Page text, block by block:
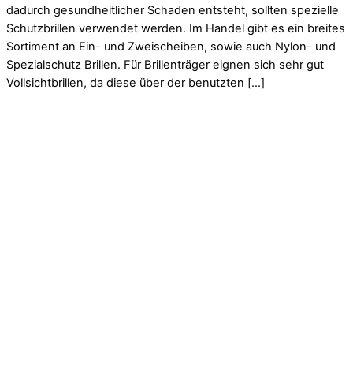
dadurch gesundheitlicher Schaden entsteht, sollten spezielle
Schutzbrillen verwendet werden. Im Handel gibt es ein breites
Sortiment an Ein- und Zweischeiben, sowie auch Nylon- und
Spezialschutz Brillen. Für Brillenträger eignen sich sehr gut
Vollsichtbrillen, da diese über der benutzten […]